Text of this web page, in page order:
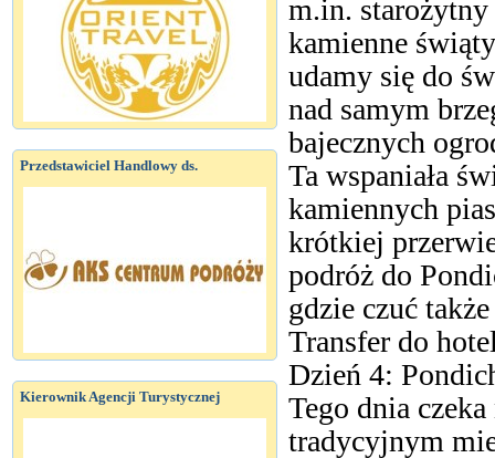
Przedstawiciel Handlowy ds.
Kierownik Agencji Turystycznej
m.in. starożytny
kamienne
udamy się do
nad samym
bajecznych
Ta wspaniała
kamiennych
krótkiej
podróż do
gdzie czuć
Transfer do
Dzień 4:
Tego dnia
tradycyjnym